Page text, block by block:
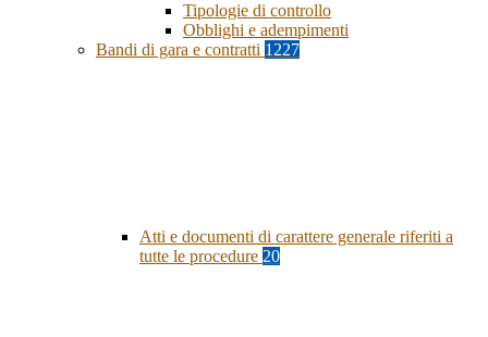
Tipologie di controllo
Obblighi e adempimenti
Bandi di gara e contratti 1227
Atti e documenti di carattere generale riferiti a
tutte le procedure 20